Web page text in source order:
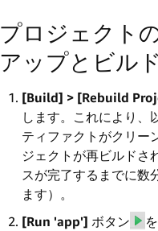
プロジェクト
アップとビルド
[Build] > [Rebuild
します。これにより、
ティファクトがクリー
ジェクトが再ビルドさ
スが完了するまでに数
ます）。
[Run 'app'] ボタン